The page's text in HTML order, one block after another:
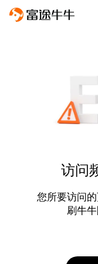
访问
您所要访问
刷牛